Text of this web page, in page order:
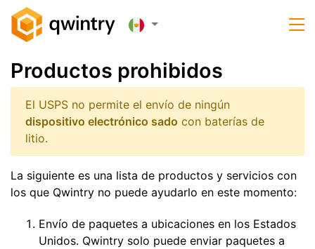
Productos prohibidos
El USPS no permite el envío de ningún
dispositivo electrónico sado con baterías de
litio.
La siguiente es una lista de productos y servicios con
los que Qwintry no puede ayudarlo en este momento:
Envío de paquetes a ubicaciones en los Estados
Unidos. Qwintry solo puede enviar paquetes a